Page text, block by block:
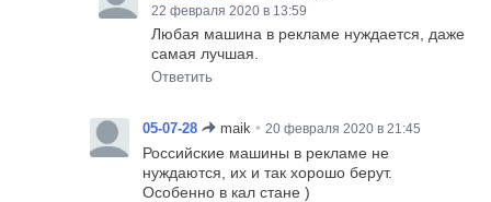
22 февраля 2020 в 13:59
Любая машина в рекламе нуждается, даже
самая лучшая.
Ответить
05-07-28 maik • 20 февраля 2020 в 21:45
Российские машины в рекламе не
нуждаются, их и так хорошо берут.
Особенно в кал стане )